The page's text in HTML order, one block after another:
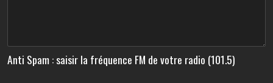
Anti Spam : saisir la fréquence FM de votre radio (101.5)